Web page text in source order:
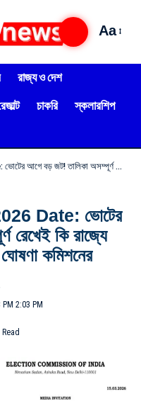
Aa
রাজ্য ও দেশ
চাকরি
স্কলারশিপ
রেখেই কি রাজ্যে ভোট? আজই চূড়ান্ত নির্ঘণ্ট ঘোষণা কমিশনের
Date: ভোটের
রেখেই কি রাজ্যে
কমিশনের
2:03 PM